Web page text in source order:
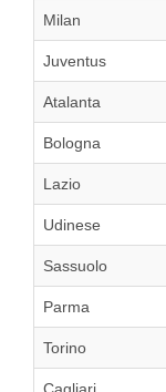
Milan
Juventus
Atalanta
Bologna
Lazio
Udinese
Sassuolo
Parma
Torino